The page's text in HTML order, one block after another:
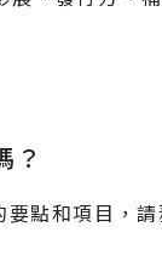
？
點和項目，